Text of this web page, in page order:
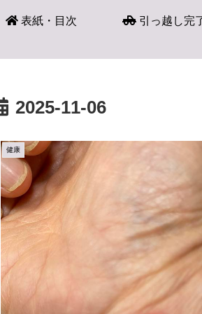
表紙・目次 引っ越し完
2025-11-06
健康